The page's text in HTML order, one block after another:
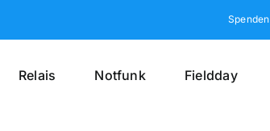
Spenden
Relais Notfunk Fieldday